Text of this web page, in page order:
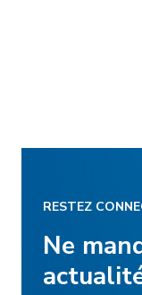
RESTEZ
Ne